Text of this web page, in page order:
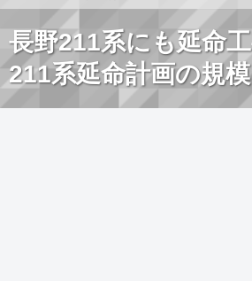
長野211系にも延命
211系延命計画の規